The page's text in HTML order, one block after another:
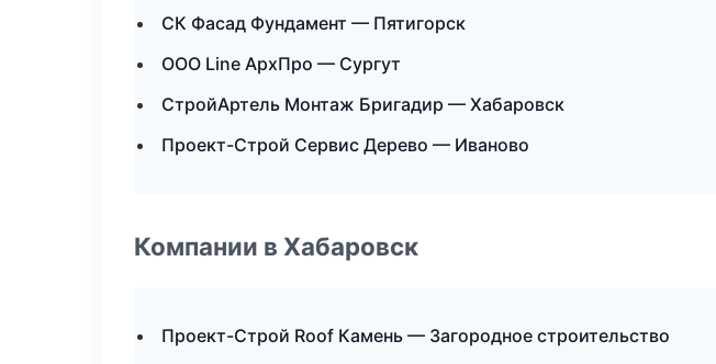
СК Фасад Фундамент — Пятигорск
ООО Line АрхПро — Сургут
СтройАртель Монтаж Бригадир — Хабаровск
Проект-Строй Сервис Дерево — Иваново
Компании в Хабаровск
Проект-Строй Roof Камень — Загородное строительство